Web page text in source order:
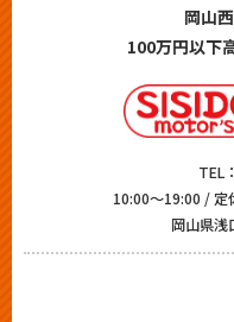
岡山
100万円以下
TEL：
10:00～19:00 / 定
岡山県浅